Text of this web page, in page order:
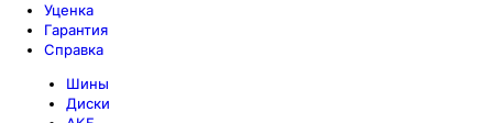
Уценка
Гарантия
Справка
Шины
Диски